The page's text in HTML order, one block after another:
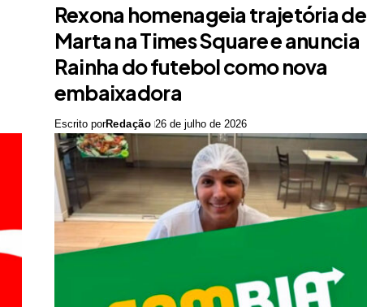
Rexona homenageia trajetória de
Marta na Times Square e anuncia
Rainha do futebol como nova
embaixadora
Escrito porRedação 26 de julho de 2026